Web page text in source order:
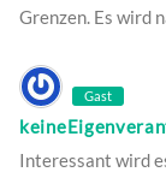
Grenzen. Es wird
Gast
Interessant wird